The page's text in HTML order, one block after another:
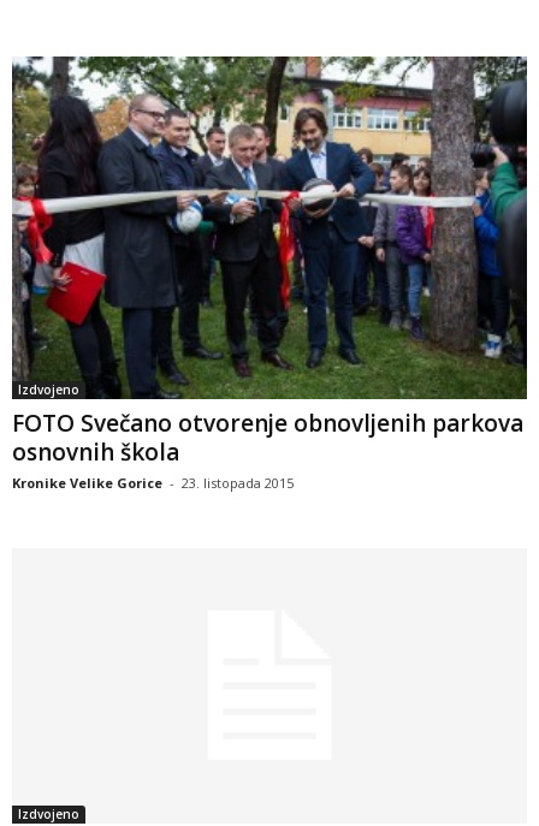
Izdvojeno
FOTO Svečano otvorenje obnovljenih parkova
osnovnih škola
Kronike Velike Gorice - 23. listopada 2015
Izdvojeno